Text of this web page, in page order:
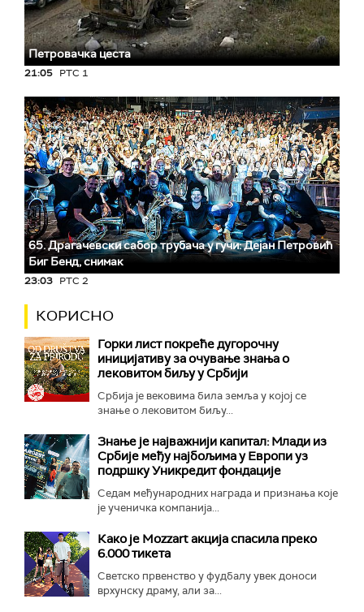
Петровачка цеста
21:05 РТС 1
65. Драгачевски сабор трубача у гучи: Дејан Петровић
Биг Бeнд, снимак
23:03 РТС 2
КОРИСНО
Горки лист покреће дугорочну
иницијативу за очување знања о
лековитом биљу у Србији
Србија је вековима била земља у којој се
знање о лековитом биљу...
Знање је најважнији капитал: Млади из
Србије међу најбољима у Европи уз
подршку Уникредит фондације
Седам међународних награда и признања које
је ученичка компанија...
Како је Mozzart акција спасила преко
6.000 тикета
Светско првенство у фудбалу увек доноси
врхунску драму, али за...